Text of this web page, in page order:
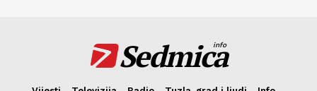
Sedmica
info